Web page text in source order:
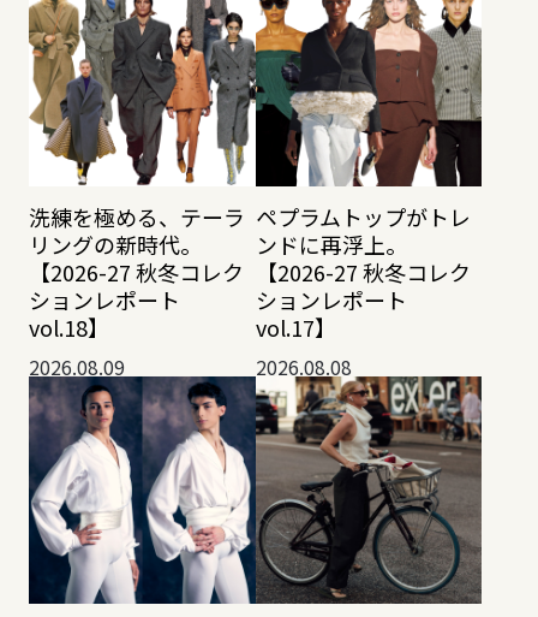
洗練を極める、テーラ
リングの新時代。
【2026-27 秋冬コレク
ションレポート
vol.18】
2026.08.09
ペプラムトップがトレ
ンドに再浮上。
【2026-27 秋冬コレク
ションレポート
vol.17】
2026.08.08